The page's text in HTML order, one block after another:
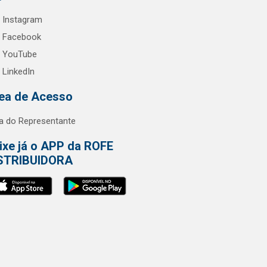
Instagram
Facebook
YouTube
LinkedIn
de Acesso
do Representante
já o APP da ROFE